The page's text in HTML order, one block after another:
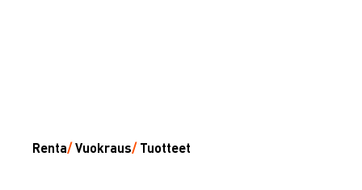
Renta/Vuokraus/ Tuotteet